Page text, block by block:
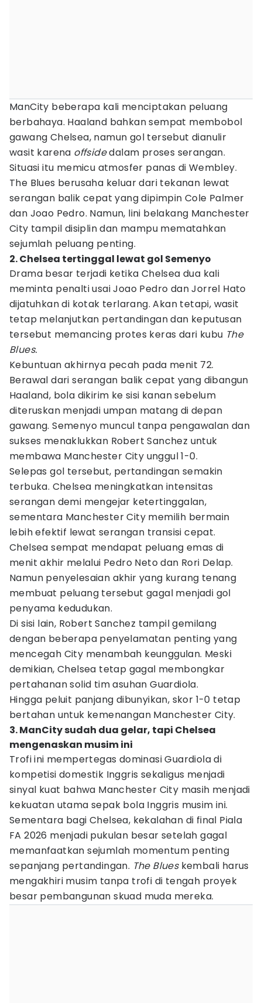
ManCity beberapa kali menciptakan peluang
berbahaya. Haaland bahkan sempat membobol
gawang Chelsea, namun gol tersebut dianulir
wasit karena offsidedalam proses serangan.
Situasi itu memicu atmosfer panas di Wembley.
The Blues berusaha keluar dari tekanan lewat
serangan balik cepat yang dipimpin Cole Palmer
dan Joao Pedro. Namun, lini belakang Manchester
City tampil disiplin dan mampu mematahkan
sejumlah peluang penting.
2. Chelsea tertinggal lewat gol Semenyo
Drama besar terjadi ketika Chelsea dua kali
meminta penalti usai Joao Pedro dan Jorrel Hato
dijatuhkan di kotak terlarang. Akan tetapi, wasit
tetap melanjutkan pertandingan dan keputusan
tersebut memancing protes keras dari kubu The
Blues.
Kebuntuan akhirnya pecah pada menit 72.
Berawal dari serangan balik cepat yang dibangun
Haaland, bola dikirim ke sisi kanan sebelum
diteruskan menjadi umpan matang di depan
gawang. Semenyo muncul tanpa pengawalan dan
sukses menaklukkan Robert Sanchez untuk
membawa Manchester City unggul 1-0.
Selepas gol tersebut, pertandingan semakin
terbuka. Chelsea meningkatkan intensitas
serangan demi mengejar ketertinggalan,
sementara Manchester City memilih bermain
lebih efektif lewat serangan transisi cepat.
Chelsea sempat mendapat peluang emas di
menit akhir melalui Pedro Neto dan Rori Delap.
Namun penyelesaian akhir yang kurang tenang
membuat peluang tersebut gagal menjadi gol
penyama kedudukan.
Di sisi lain, Robert Sanchez tampil gemilang
dengan beberapa penyelamatan penting yang
mencegah City menambah keunggulan. Meski
demikian, Chelsea tetap gagal membongkar
pertahanan solid tim asuhan Guardiola.
Hingga peluit panjang dibunyikan, skor 1-0 tetap
bertahan untuk kemenangan Manchester City.
3. ManCity sudah dua gelar, tapi Chelsea
mengenaskan musim ini
Trofi ini mempertegas dominasi Guardiola di
kompetisi domestik Inggris sekaligus menjadi
sinyal kuat bahwa Manchester City masih menjadi
kekuatan utama sepak bola Inggris musim ini.
Sementara bagi Chelsea, kekalahan di final Piala
FA 2026 menjadi pukulan besar setelah gagal
memanfaatkan sejumlah momentum penting
sepanjang pertandingan. The Blueskembali harus
mengakhiri musim tanpa trofi di tengah proyek
besar pembangunan skuad muda mereka.